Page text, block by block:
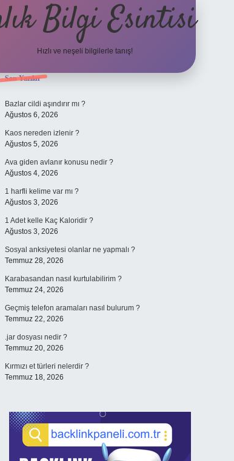
Bilgi Esintisi
Hızlı ve neşeli bilgilerle tanış!
Sidebar
Son Yazılar
Bazlar cildi aşındırır mı ?
Ağustos 6, 2026
Kaos nereden izlenir ?
Ağustos 5, 2026
Ava giden avlanır konusu nedir ?
Ağustos 4, 2026
1 harfli kelime var mı ?
Ağustos 3, 2026
1 Adet kelle Kaç Kaloridir ?
Ağustos 3, 2026
Sosyal anksiyetesi olanlar ne yapmalı ?
Temmuz 28, 2026
Karabasandan nasıl kurtulabilirim ?
Temmuz 24, 2026
Geçmiş telefon aramaları nasıl bulurum ?
Temmuz 22, 2026
.jar dosyası nedir ?
Temmuz 20, 2026
Kırmızı et türleri nelerdir ?
Temmuz 18, 2026